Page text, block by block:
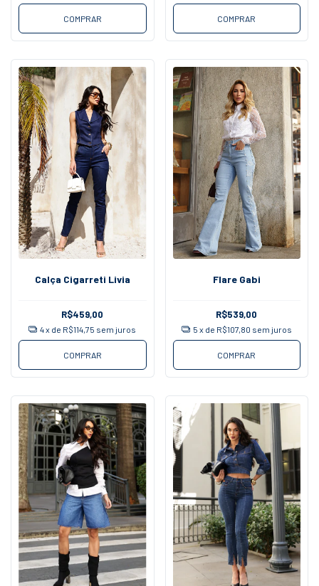
COMPRAR COMPRAR
Calça Cigarreti Livia
R$459,00
4x de R$114,75 sem juros
COMPRAR
Flare Gabi
R$539,00
5 x de R$107,80 sem juros
COMPRAR